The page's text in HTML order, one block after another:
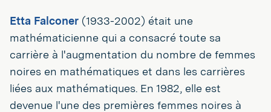
Etta Falconer (1933-2002) était une
mathématicienne qui a consacré toute sa
carrière à l'augmentation du nombre de femmes
noires en mathématiques et dans les carrières
liées aux mathématiques. En 1982, elle est
devenue l'une des premières femmes noires à